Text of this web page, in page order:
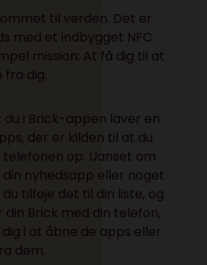
til verden. Det er
med et indbygget NFC
mission: At få dig til at
dig.
du i Brick-appen laver en
der er kilden til at du
op. Uanset om
nyhedsapp eller noget
tilføje det til din liste, og
din Brick med din telefon,
i at åbne de apps eller
dem.